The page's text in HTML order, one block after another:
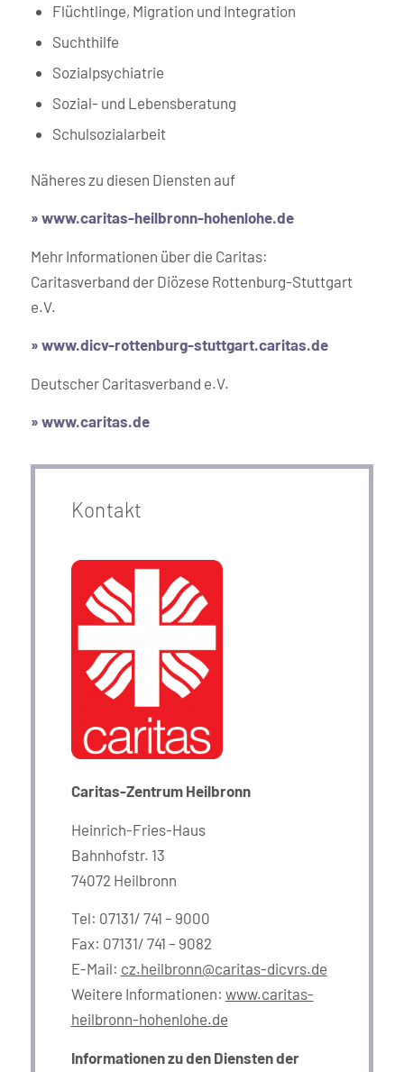
Flüchtlinge, Migration und Integration
Suchthilfe
Sozialpsychiatrie
Sozial- und Lebensberatung
Schulsozialarbeit
Näheres zu diesen Diensten auf
» www.caritas-heilbronn-hohenlohe.de
Mehr Informationen über die Caritas:
Caritasverband der Diözese Rottenburg-Stuttgart
e.V.
» www.dicv-rottenburg-stuttgart.caritas.de
Deutscher Caritasverband e.V.
» www.caritas.de
Kontakt
Caritas-Zentrum Heilbronn
Heinrich-Fries-Haus
Bahnhofstr. 13
74072 Heilbronn
Tel: 07131/ 741 – 9000
Fax: 07131/ 741 – 9082
E-Mail: cz.heilbronn@caritas-dicvrs.de
Weitere Informationen: www.caritas-
heilbronn-hohenlohe.de
Informationen zu den Diensten der